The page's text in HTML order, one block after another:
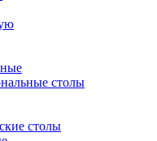
столы
столы